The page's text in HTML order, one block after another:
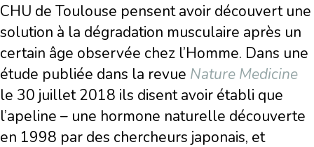
CHU de Toulouse pensent avoir découvert une
solution à la dégradation musculaire après un
certain âge observée chez l’Homme. Dans une
étude publiée dans la revue Nature Medicine
le 30 juillet 2018 ils disent avoir établi que
l’apeline – une hormone naturelle découverte
en 1998 par des chercheurs japonais, et